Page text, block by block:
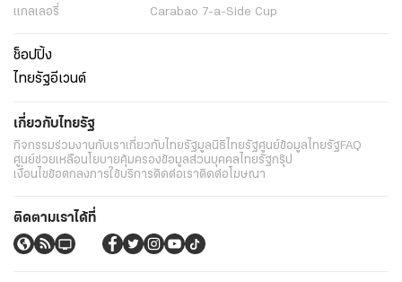
แกลเลอรี่
Carabao 7-a-Side Cup
ช็อปปิ้ง
ไทยรัฐอีเวนต์
เกี่ยวกับไทยรัฐ
กิจกรรมร่วมงานกับเราเกี่ยวกับไทยรัฐมูลนิธิไทยรัฐศูนย์ข้อมูลไทยรัฐFAQ
ศูนย์ช่วยเหลือนโยบายคุ้มครองข้อมูลส่วนบุคคลไทยรัฐกรุ๊ป
เงื่อนไขข้อตกลงการใช้บริการติดต่อเราติดต่อโฆษณา
ติดตามเราได้ที่